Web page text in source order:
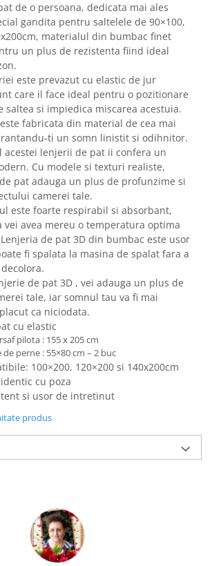
de o persoana, dedicata mai ales
gandita pentru saltelele de 90×100,
materialul din bumbac finet
un plus de rezistenta fiind ideal
este prevazut cu elastic de jur
care il face ideal pentru o pozitionare
saltea si impiedica miscarea acestuia.
fabricata din material de cea mai
ti un somn linistit si odihnitor.
acestei lenjerii de pat ii confera un
Cu modele si texturi realiste,
pat adauga un plus de profunzime si
camerei tale.
este foarte respirabil si absorbant,
vei avea mereu o temperatura optima
de pat 3D din bumbac este usor
fi spalata la masina de spalat fara a
de pat 3D , vei adauga un plus de
tale, iar somnul tau va fi mai
ca niciodata.
cu elastic
pilota : 155 x 205 cm
perne : 55×80 cm – 2 buc
100×200, 120×200 si 140x200cm
cu poza
si usor de intretinut
produs